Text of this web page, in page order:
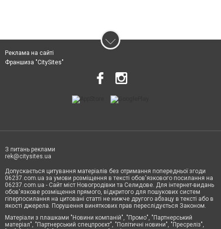
Реклама на сайті
Франшиза "CitySites"
З питань реклами
rek@citysites.ua
Допускається цитування матеріалів без отримання попередньої згоди
06237.com.ua за умови розміщення в тексті обов'язкового посилання на
06237.com.ua - Сайт міст Новогродівки та Селидове. Для інтернет-видань
обов'язкове розміщення прямого, відкритого для пошукових систем
гіперпосилання на цитовані статті не нижче другого абзацу в тексті або в
якості джерела. Порушення виняткових прав переслідується Законом.
Матеріали з плашками "Новини компаній", "Промо", "Партнерський
матеріал", "Партнерський спецпроєкт", "Політичні новини", "Пресреліз",